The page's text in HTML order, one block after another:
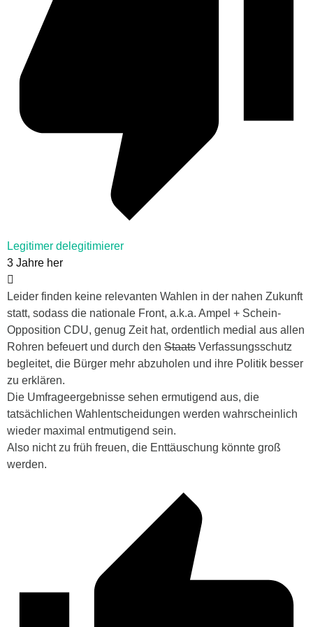
Legitimer delegitimierer
3 Jahre her
Leider finden keine relevanten Wahlen in der nahen Zukunft
statt, sodass die nationale Front, a.k.a. Ampel + Schein-
Opposition CDU, genug Zeit hat, ordentlich medial aus allen
Rohren befeuert und durch den Staats Verfassungsschutz
begleitet, die Bürger mehr abzuholen und ihre Politik besser
zu erklären.
Die Umfrageergebnisse sehen ermutigend aus, die
tatsächlichen Wahlentscheidungen werden wahrscheinlich
wieder maximal entmutigend sein.
Also nicht zu früh freuen, die Enttäuschung könnte groß
werden.